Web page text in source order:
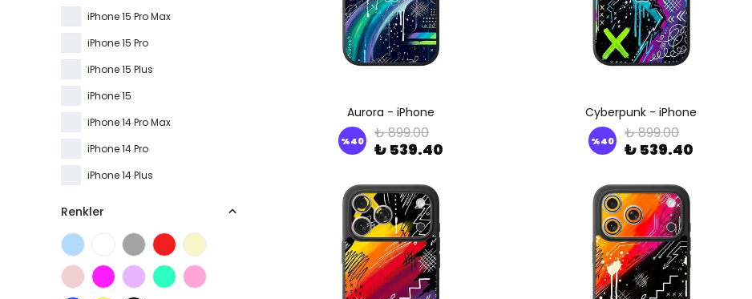
iPhone 15 Pro Max
iPhone 15 Pro
iPhone 15 Plus
iPhone 15
iPhone 14 Pro Max
iPhone 14 Pro
iPhone 14 Plus
iPhone 13 Pro
iPhone 13
Renkler
Aurora - iPhone
%40 ₺ 899.00
₺ 539.40
Cyberpunk - iPhone
%40 ₺ 899.00
₺ 539.40